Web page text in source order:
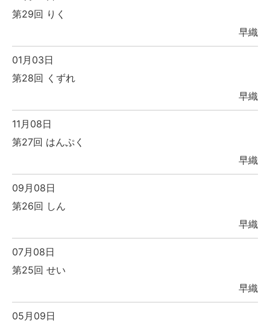
第29回 りく
早織
01月03日
第28回 くずれ
早織
11月08日
第27回 はんぷく
早織
09月08日
第26回 しん
早織
07月08日
第25回 せい
早織
05月09日